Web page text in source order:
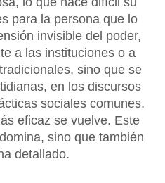
para la persona que lo
invisible del poder,
a las instituciones o a
sino que se
en los discursos
sociales comunes.
eficaz se vuelve. Este
sino que también
detallado.